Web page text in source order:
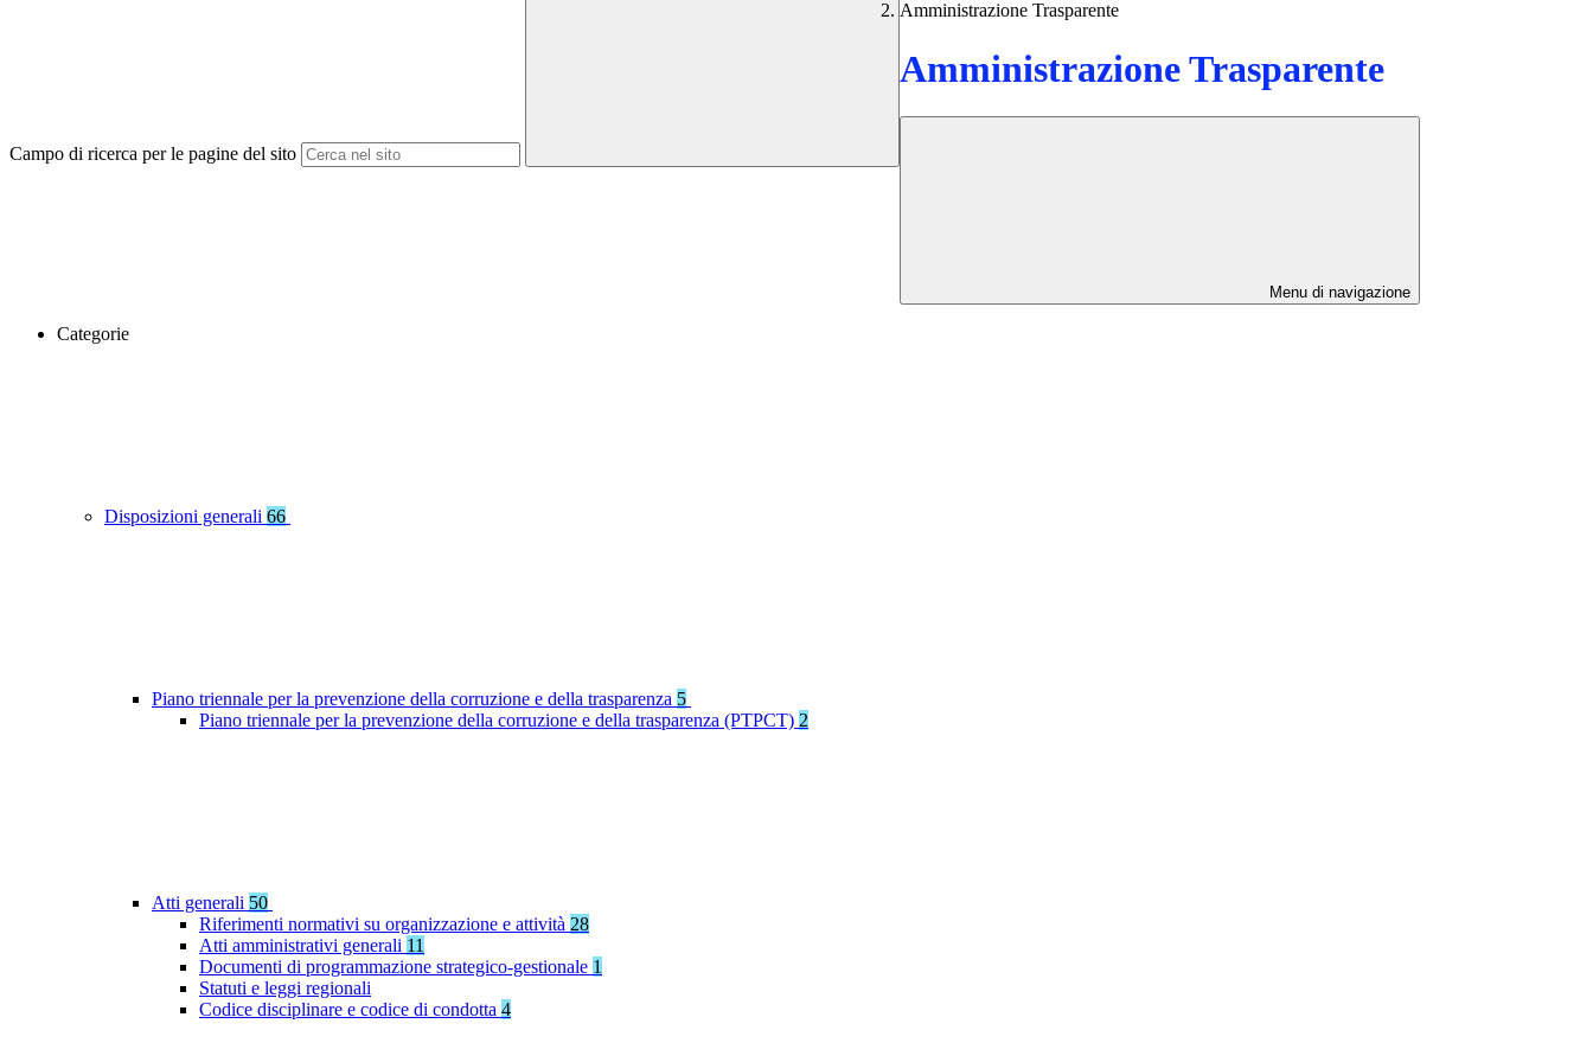
Campo di ricerca per le pagine del sito
Amministrazione Trasparente
Amministrazione Trasparente
Menu di navigazione
Categorie
Disposizioni generali 66
Piano triennale per la prevenzione della corruzione e della trasparenza 5
Piano triennale per la prevenzione della corruzione e della trasparenza (PTPCT) 2
Atti generali 50
Riferimenti normativi su organizzazione e attività 28
Atti amministrativi generali 11
Documenti di programmazione strategico-gestionale 1
Statuti e leggi regionali
Codice disciplinare e codice di condotta 4